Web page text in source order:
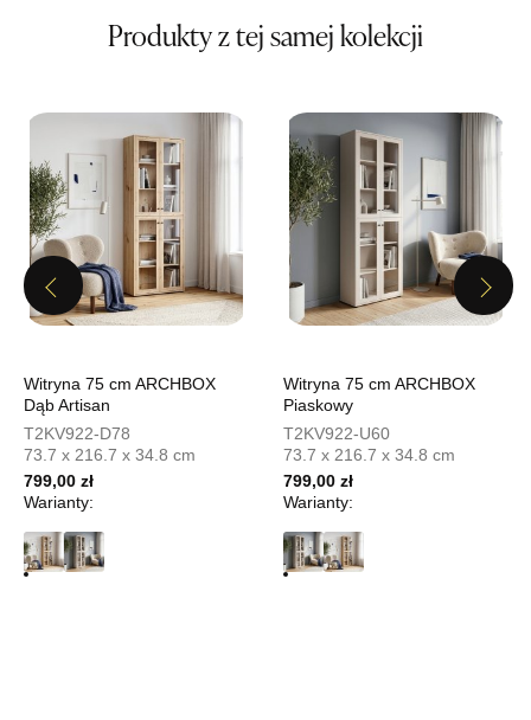
Wybierz
SALON MEBLOWY MEBLOSTYL
Salon meblowy
UL.PIONIERÓW 44
66-600 KROSNO ODRZAŃSKIE
Nr tel.508100164
Adres e-mail:meblostyl01@op.pl
Godziny otwarcia
Pn-Pt: 09:00-17:00, Sb: 09:00-14:00
SALON MEBLOWY ORION
Salon meblowy
UL.KILIŃSZCZAKÓW 43
78-600 WAŁCZ
Produkty z tej samej kolekcji
Previous
Witryna 75 cm ARCHBOX
Dąb Artisan
T2KV922-D78
73.7 x 216.7 x 34.8 cm
799,00 zł
Warianty:
Witryna 75 cm ARCHBOX
Piaskowy
T2KV922-U60
73.7 x 216.7 x 34.8 cm
799,00 zł
Warianty:
Next